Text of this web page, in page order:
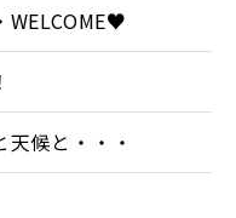
WELCOME♥
候と・・・